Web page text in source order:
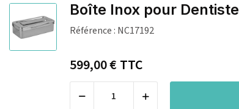
Boîte Inox pour Dentiste
Référence : NC17192
599,00 €TTC